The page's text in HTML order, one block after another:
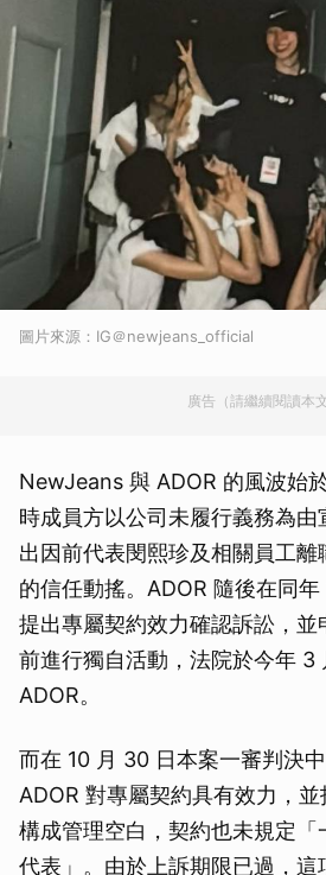
圖片來源：IG＠newjeans_official
廣告（請繼續閱讀本文
NewJeans 與 ADOR 的風波始
時成員方以公司未履行義務為
出因前代表閔熙珍及相關員工離
的信任動搖。ADOR 隨後在同
提出專屬契約效力確認訴訟，
前進行獨自活動，法院於今年 3
ADOR。
而在 10 月 30 日本案一審判決
ADOR 對專屬契約具有效力，
構成管理空白，契約也未規定
代表」。由於上訴期限已過，這